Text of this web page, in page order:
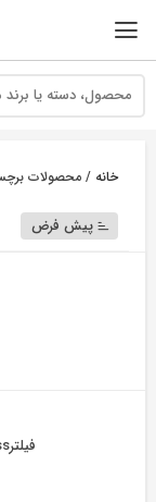
خانه / محصولات
پیش فرض
فیلترUV-Passمخصوص فلاش اسپید لایت